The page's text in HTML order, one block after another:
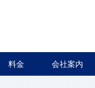
料金 会社案内